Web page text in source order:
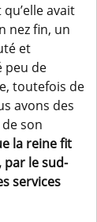
avait
nez fin, un
et
peu de
toutefois de
avons des
son
la reine fit
par le sud-
services